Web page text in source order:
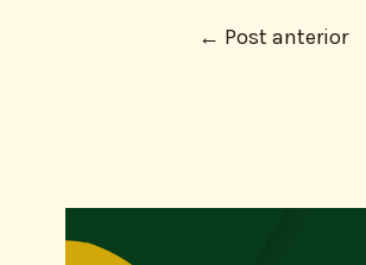
← Post anterior